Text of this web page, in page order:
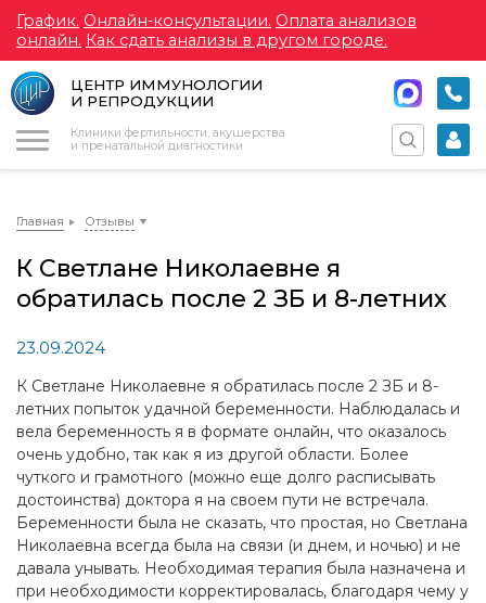
График. Онлайн-консультации. Оплата анализов
онлайн. Как сдать анализы в другом городе.
ЦЕНТР ИММУНОЛОГИИ
И РЕПРОДУКЦИИ
Клиники фертильности, акушерства
и пренатальной диагностики
Главная Отзывы
К Светлане Николаевне я
обратилась после 2 ЗБ и 8-летних
23.09.2024
К Светлане Николаевне я обратилась после 2 ЗБ и 8-
летних попыток удачной беременности. Наблюдалась и
вела беременность я в формате онлайн, что оказалось
очень удобно, так как я из другой области. Более
чуткого и грамотного (можно еще долго расписывать
достоинства) доктора я на своем пути не встречала.
Беременности была не сказать, что простая, но Светлана
Николаевна всегда была на связи (и днем, и ночью) и не
давала унывать. Необходимая терапия была назначена и
при необходимости корректировалась, благодаря чему у